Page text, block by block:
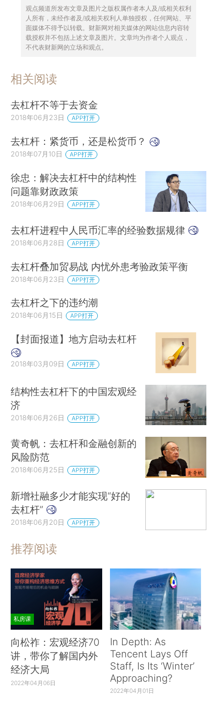
观点频道所发布文章及图片之版权属作者本人及/或相关权利
人所有，未经作者及/或相关权利人单独授权，任何网站、平
面媒体不得予以转载。财新网对相关媒体的网站信息内容转
载授权并不包括上述文章及图片。文章均为作者个人观点，
不代表财新网的立场和观点。
相关阅读
去杠杆不等于去资金
2018年06月23日 APP打开
去杠杆：紧货币，还是松货币？
2018年07月10日 APP打开
徐忠：解决去杠杆中的结构性
问题靠财政政策
2018年06月29日 APP打开
去杠杆进程中人民币汇率的经验数据规律
2018年06月28日 APP打开
去杠杆叠加贸易战 内忧外患考验政策平衡
2018年06月23日 APP打开
去杠杆之下的违约潮
2018年06月15日 APP打开
【封面报道】地方启动去杠杆
2018年03月09日 APP打开
结构性去杠杆下的中国宏观经
济
2018年06月26日 APP打开
黄奇帆：去杠杆和金融创新的
风险防范
2018年06月25日 APP打开
新增社融多少才能实现“好的
去杠杆”
2018年06月20日 APP打开
推荐阅读
私房课
向松祚：宏观经济70
讲，带你了解国内外
经济大局
2022年04月06日
In Depth: As
Tencent Lays Off
Staff, Is Its ‘Winter’
Approaching?
2022年04月01日